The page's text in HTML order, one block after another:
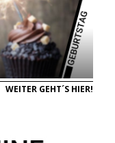
WEITER GEHT´S HIER!